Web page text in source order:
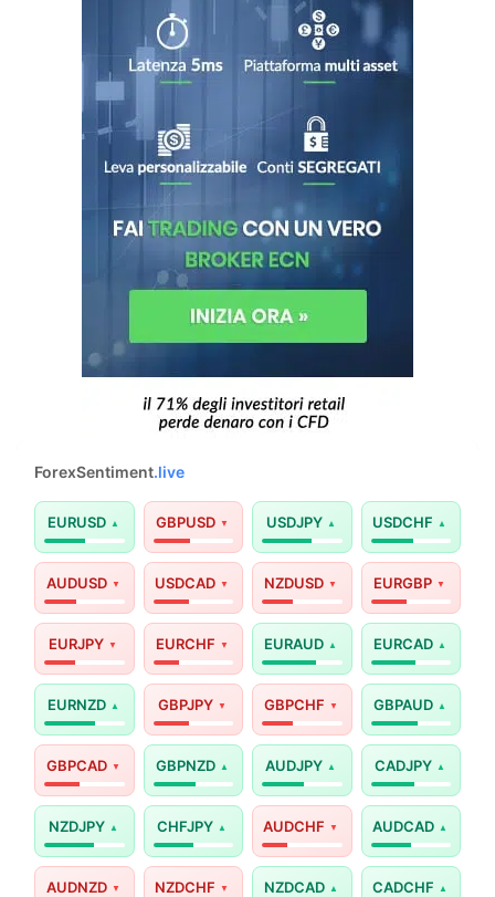
ForexSentiment.live
EURUSD GBPUSD USDJPY USDCHF
AUDUSD USDCAD NZDUSD EURGBP
EURJPY EURCHF EURAUD EURCAD
EURNZD GBPJPY GBPCHF GBPAUD
GBPCAD GBPNZD AUDJPY CADJPY
NZDJPY CHFJPY AUDCHF AUDCAD
AUDNZD NZDCHF NZDCAD CADCHF